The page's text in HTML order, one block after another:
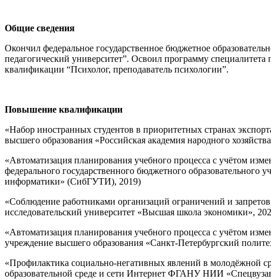
Общие сведения
Окончил федеральное государственное бюджетное
педагогический университет”. Освоил программу
квалификации “Психолог, преподаватель психологии”.
Повышение квалификации
«Набор иностранных студентов в приоритетных странах
высшего образования «Российская академия народного
«Автоматизация планирования учебного процесса с учётом
федерального государственного бюджетного
информатики» (СибГУТИ), 2019)
«Соблюдение работниками организаций ограничений и
исследовательский университет «Высшая школа экономики»,
«Автоматизация планирования учебного процесса с учётом
учреждение высшего образования «Санкт-Петербургский
«Профилактика социально-негативных явлений в молодёжной
образовательной среде и сети Интернет ФГАНУ НИИ